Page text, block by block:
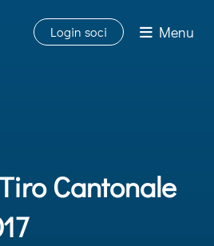
Login soci Menu
Cantonale